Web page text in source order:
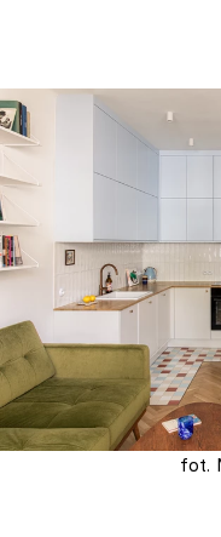
fot.